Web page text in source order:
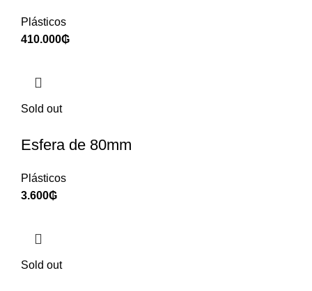
Plásticos
410.000₲
Sold out
Esfera de 80mm
Plásticos
3.600₲
Sold out